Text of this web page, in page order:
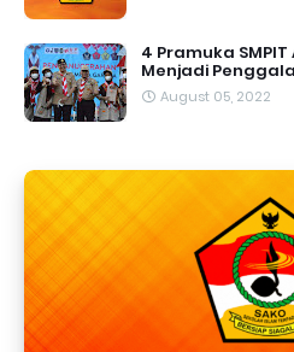
4 Pramuka
Menjadi
August 05, 2022